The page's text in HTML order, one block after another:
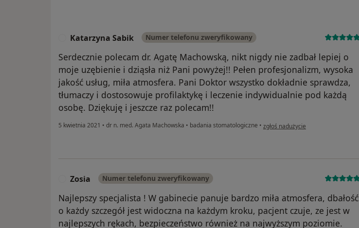
Katarzyna Sabik Numer telefonu zweryfikowany
Serdecznie polecam dr. Agatę Machowską, nikt nigdy nie zadbał lepiej o
moje uzębienie i dziąsła niż Pani powyżej!! Pełen profesjonalizm, wysoka
jakość usług, miła atmosfera. Pani Doktor wszystko dokładnie sprawdza,
tłumaczy i dostosowuje profilaktykę i leczenie indywidualnie pod każdą
osobę. Dziękuję i jeszcze raz polecam!!
5 kwietnia 2021 • dr n. med. Agata Machowska • badania stomatologiczne • w opinii użytkownika Katarzyna Sabik
zgłoś nadużycie
Zosia Numer telefonu zweryfikowany
Najlepszy specjalista ! W gabinecie panuje bardzo miła atmosfera, dbałość
o każdy szczegół jest widoczna na każdym kroku, pacjent czuje, ze jest w
najlepszych rękach, bezpieczeństwo również na najwyższym poziomie.